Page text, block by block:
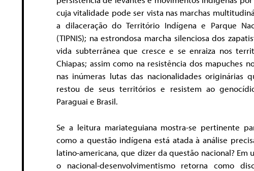
cuja vitalidade pode ser vista nas marchas
a dilaceração do Território Indígena e Parque
(TIPNIS); na estrondosa marcha silenciosa dos
vida subterrânea que cresce e se enraiza nos
Chiapas; assim como na resistência dos mapuches
nas inúmeras lutas das nacionalidades originárias
restou de seus territórios e resistem ao
Paraguai e Brasil.
Se a leitura mariateguiana mostra-se pertinente
como a questão indígena está atada à análise
latino-americana, que dizer da questão nacional? Em
o nacional-desenvolvimentismo retorna como